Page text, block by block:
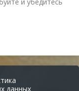
данных